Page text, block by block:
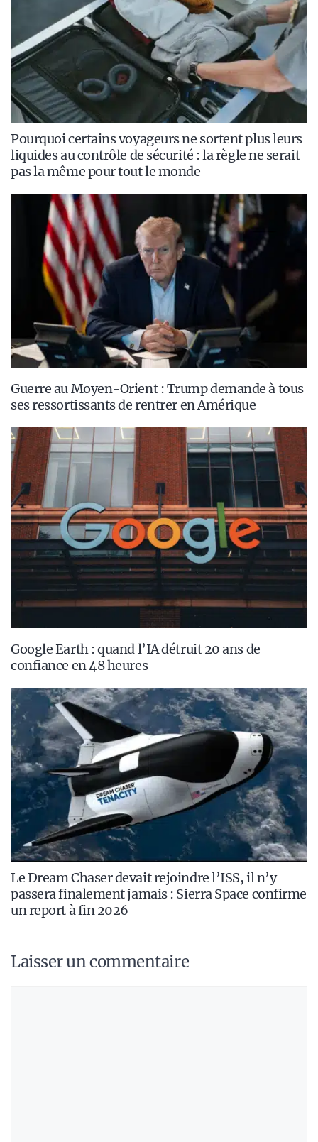
Pourquoi certains voyageurs ne sortent plus leurs
liquides au contrôle de sécurité : la règle ne serait
pas la même pour tout le monde
Guerre au Moyen-Orient : Trump demande à tous
ses ressortissants de rentrer en Amérique
Google Earth : quand l’IA détruit 20 ans de
confiance en 48 heures
Le Dream Chaser devait rejoindre l’ISS, il n’y
passera finalement jamais : Sierra Space confirme
un report à fin 2026
Laisser un commentaire